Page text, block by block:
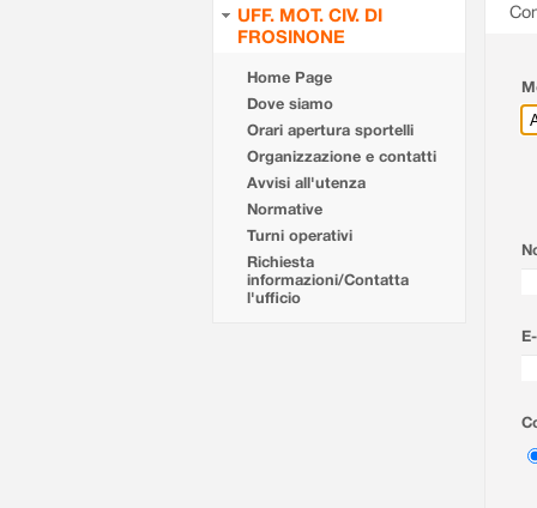
UFF. MOT. CIV. DI
FROSINONE
Home Page
Dove siamo
Orari apertura sportelli
Organizzazione e contatti
Avvisi all'utenza
Normative
Turni operativi
Richiesta
informazioni/Contatta
l'ufficio